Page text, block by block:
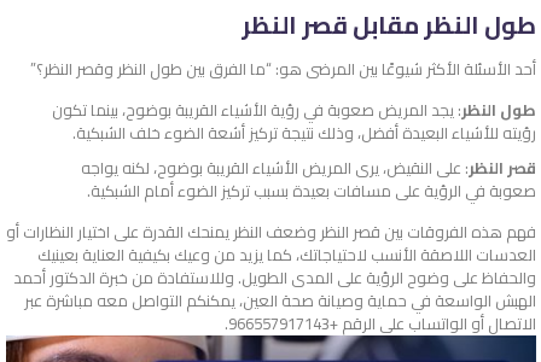
طول النظر مقابل قصر النظر
أحد الأسئلة الأكثر شيوعًا بين المرضى هو: “ما الفرق بين طول النظر وقصر النظر؟”
طول النظر: يجد المريض صعوبة في رؤية الأشياء القريبة بوضوح، بينما تكون
رؤيته للأشياء البعيدة أفضل، وذلك نتيجة تركيز أشعة الضوء خلف الشبكية.
قصر النظر: على النقيض، يرى المريض الأشياء القريبة بوضوح، لكنه يواجه
صعوبة في الرؤية على مسافات بعيدة بسبب تركيز الضوء أمام الشبكية.
فهم هذه الفروقات بين قصر النظر وضعف النظر يمنحك القدرة على اختيار النظارات أو
العدسات اللاصقة الأنسب لاحتياجاتك، كما يزيد من وعيك بكيفية العناية بعينيك
والحفاظ على وضوح الرؤية على المدى الطويل. وللاستفادة من خبرة الدكتور أحمد
الهبش الواسعة في حماية وصيانة صحة العين، يمكنكم التواصل معه مباشرة عبر
الاتصال أو الواتساب على الرقم +966557917143.